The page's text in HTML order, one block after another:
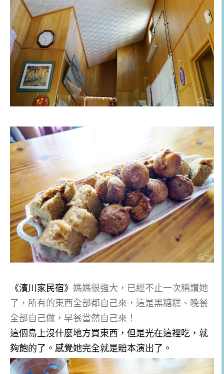
《濱川家民宿》 媽媽很強大，已經不止一次稱讚她
了，所有的東西全部都自己來，這是黑糖糕、晚餐
全部自己做，早餐當然自己來！
這個島上沒什麼地方買東西，但是光在這裡吃，就
夠飽的了。感覺她完全就是賠本演出了。